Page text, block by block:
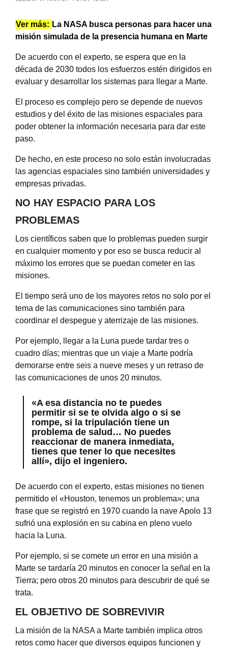
Ver más: La NASA busca personas para hacer una
misión simulada de la presencia humana en Marte
De acuerdo con el experto, se espera que en la
década de 2030 todos los esfuerzos estén dirigidos en
evaluar y desarrollar los sistemas para llegar a Marte.
El proceso es complejo pero se depende de nuevos
estudios y del éxito de las misiones espaciales para
poder obtener la información necesaria para dar este
paso.
De hecho, en este proceso no solo están involucradas
las agencias espaciales sino también universidades y
empresas privadas.
NO HAY ESPACIO PARA LOS
PROBLEMAS
Los científicos saben que lo problemas pueden surgir
en cualquier momento y por eso se busca reducir al
máximo los errores que se puedan cometer en las
misiones.
El tiempo será uno de los mayores retos no solo por el
tema de las comunicaciones sino también para
coordinar el despegue y aterrizaje de las misiones.
Por ejemplo, llegar a la Luna puede tardar tres o
cuadro días; mientras que un viaje a Marte podría
demorarse entre seis a nueve meses y un retraso de
las comunicaciones de unos 20 minutos.
«A esa distancia no te puedes
permitir si se te olvida algo o si se
rompe, si la tripulación tiene un
problema de salud… No puedes
reaccionar de manera inmediata,
tienes que tener lo que necesites
allí», dijo el ingeniero.
De acuerdo con el experto, estas misiones no tienen
permitido el «Houston, tenemos un problema»; una
frase que se registró en 1970 cuando la nave Apolo 13
sufrió una explosión en su cabina en pleno vuelo
hacia la Luna.
Por ejemplo, si se comete un error en una misión a
Marte se tardaría 20 minutos en conocer la señal en la
Tierra; pero otros 20 minutos para descubrir de qué se
trata.
EL OBJETIVO DE SOBREVIVIR
La misión de la NASA a Marte también implica otros
retos como hacer que diversos equipos funcionen y